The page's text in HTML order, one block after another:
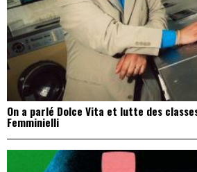
On a parlé Dolce Vita et lutte des
Femminielli